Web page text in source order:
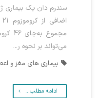
سندرم دان یک بیماری
می‌تواند بر نحوه ر...
بیماری های مغز و
ادامه مطلب...